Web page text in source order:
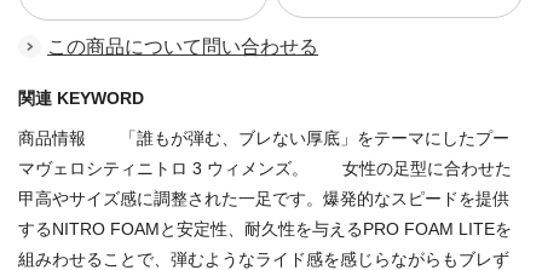
この商品について問い合わせる
関連 KEYWORD
商品情報 「誰もが弾む、ブレない厚底」をテーマにしたプー
マヴェロシティニトロ 3 ウィメンズ。 女性の足型に合わせた
甲高やサイズ感に調整された一足です。爆発的なスピードを提供
するNITRO FOAMと安定性、耐久性を与えるPRO FOAM LITEを
組みわせることで、弾むようなライド感を感じらながらもブレず